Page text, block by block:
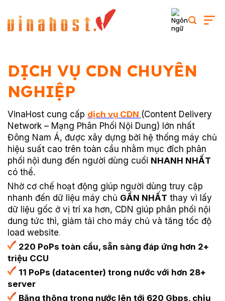
content
DỊCH VỤ CDN CHUYÊN
NGHIỆP
VinaHost cung cấp dịch vụ CDN (Content Delivery
Network – Mạng Phân Phối Nội Dung) lớn nhất
Đông Nam Á, được xây dựng bởi hệ thống máy chủ
hiệu suất cao trên toàn cầu nhằm mục đích phân
phối nội dung đến người dùng cuối NHANH NHẤT
có thể.
Nhờ cơ chế hoạt động giúp người dùng truy cập
nhanh đến dữ liệu máy chủ GẦN NHẤT thay vì lấy
dữ liệu gốc ở vị trí xa hơn, CDN giúp phân phối nội
dung tức thì, giảm tải cho máy chủ và tăng tốc độ
load website.
220 PoPs toàn cầu, sẵn sàng đáp ứng hơn 2+
triệu CCU
11 PoPs (datacenter) trong nước với hơn 28+
server
Băng thông trong nước lên tới 620 Gbps, chịu